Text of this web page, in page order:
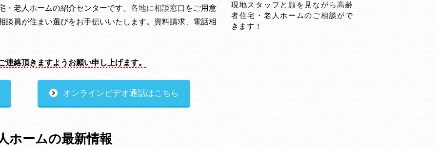
老人ホームの紹介センターです。 各地に相談窓口 をご用意
談員が住まい選びをお手伝いいたします。資料請求、電話相
絡頂きますようお願い申し上げます。
オンラインビデオ通話はこちら
ホームの最新情報
現地スタッフと顔を見ながら高齢
者住宅・老人ホームのご相談がで
きます！